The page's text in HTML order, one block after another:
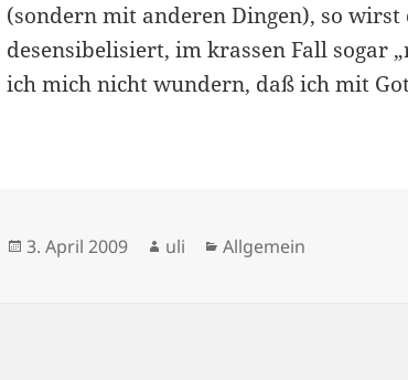
(sondern mit anderen Dingen), so wirst
desensibelisiert, im krassen Fall sogar
ich mich nicht wundern, daß ich mit
Veröffentlicht
3. April 2009 Autor
uli Kategorien
Allgemein